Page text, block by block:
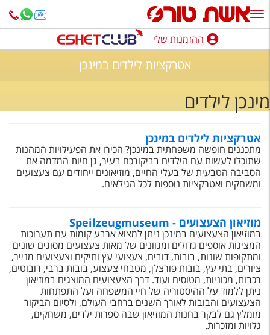
ההזמנות שלי
חופשה לפי סגנון
טיולים מאורגנים
סגנונות טיול
הרגע האחרון
חבילות בריאות וספא
טיסות לחו"ל
מלונות בחו"ל
Русский
ההזמנות שלי
אטרקציות לילדים במינכן
מינכן לילדים
אטרקציות לילדים במינכן
מתכננים חופשה משפחתית במינכן? הכירו את הפעילויות המהנות
שתוכלו לעשות עם הילדים בביקורכם בעיר, גן חיות המדמה את
הסביבה הטבעית של בעלי החיים, מוזיאונים ייחודים עם צעצועים
ומשחקים ואטרקציות נוספות לכל הגילאים.
מוזיאון הצעצועים - Speilzeugmuseum
במוזיאון הצעצועים במינכן ניתן למצוא ארבע קומות עם תערוכות
המציגות אוספים גדולים ומגוונים של מאות צעצועים מסוגים שונים
ומתקופות שונות, בובות, דובים, צעצועי עץ ותיקים וצעצועים מנייר,
ציורים, בתי עץ, בובות פורצלן, מטבחי צעצוע, בובות ברבי, רובוטים,
רכבות, מכוניות, מטוסים ועוד. דרך הצעצועים המוצגים במוזיאון
ניתן ללמוד על ההיסטוריה של חיי המשפחה ועל התפתחות
הצעצועים והבובות לאורך השנים ברחבי העולם, ולסיום הביקור
מומלץ גם לבקר בחנות המוזיאון שבה ספרות ילדים, משחקים,
גלויות ומזכרות.